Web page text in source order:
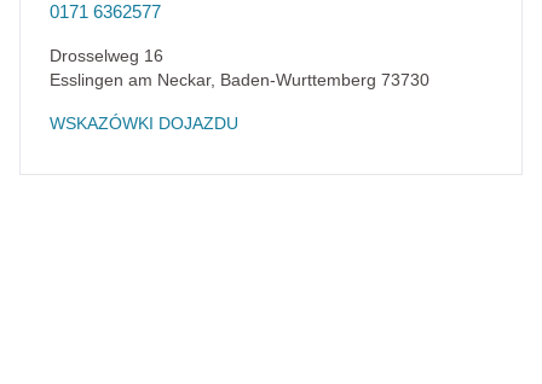
0171 6362577
Drosselweg 16
Esslingen am Neckar, Baden-Wurttemberg 73730
WSKAZÓWKI DOJAZDU